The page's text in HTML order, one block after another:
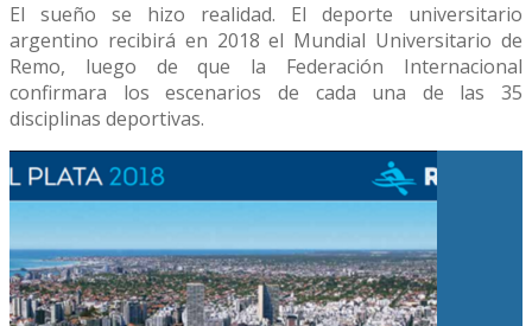
El sueño se hizo realidad. El deporte universitario
argentino recibirá en 2018 el Mundial Universitario de
Remo, luego de que la Federación Internacional
confirmara los escenarios de cada una de las 35
disciplinas deportivas.